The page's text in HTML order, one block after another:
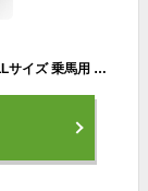
Klaus 馬用 プロテクター LP7 前後肢4点セット FULLサイズ 乗馬用 ホースブーツ レッグプロテクター 馬具 ピンク